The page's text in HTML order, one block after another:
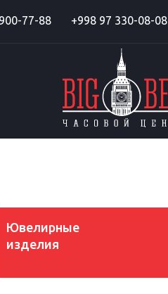
77-88 +998 97 330-08-08
Ювелирные
изделия